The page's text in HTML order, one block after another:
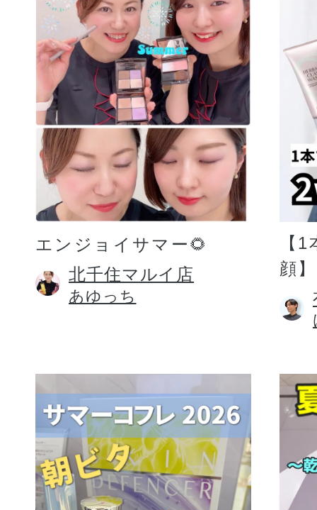
エンジョイサマー🌻
北千住マルイ店
あゆっち
【
顔】